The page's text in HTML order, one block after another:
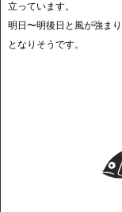
立っています。
明日〜明後日と風が強ま
となりそうです。